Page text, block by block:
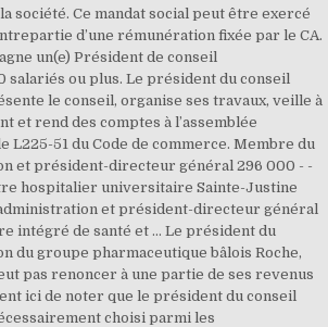
société. Ce mandat social peut être exercé
d’une rémunération fixée par le CA.
un(e) Président de conseil
salariés ou plus. Le président du conseil
le conseil, organise ses travaux, veille à
et rend des comptes à l’assemblée
L225-51 du Code de commerce. Membre du
et président-directeur général 296 000 - -
hospitalier universitaire Sainte-Justine
et président-directeur général
intégré de santé et … Le président du
du groupe pharmaceutique bâlois Roche,
pas renoncer à une partie de ses revenus
ici de noter que le président du conseil
choisi parmi les